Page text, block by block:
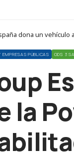
dona un
EMPRESAS PÚBLICAS ODS 3
la